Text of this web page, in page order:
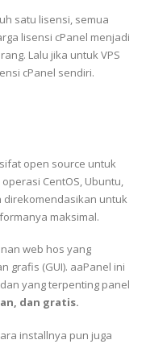
satu lisensi, semua
lisensi cPanel menjadi
Lalu jika untuk VPS
cPanel sendiri.
open source untuk
CentOS, Ubuntu,
direkomendasikan untuk
maksimal.
web hos yang
grafis (GUI). aaPanel ini
yang terpenting panel
dan gratis.
installnya pun juga